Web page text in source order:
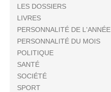
LES DOSSIERS
LIVRES
PERSONNALITÉ DE L'ANNÉE
PERSONNALITÉ DU MOIS
POLITIQUE
SANTÉ
SOCIÉTÉ
SPORT